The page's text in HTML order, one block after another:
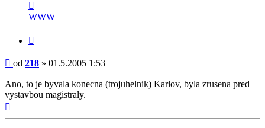
uživatele
218
WWW
Příspěvek
od 218 » 01.5.2005 1:53
Ano, to je byvala konecna (trojuhelnik) Karlov, byla zrusena pred
vystavbou magistraly.